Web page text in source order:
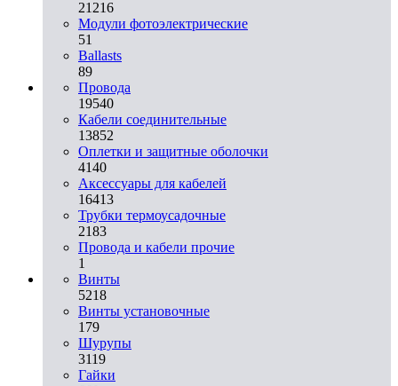
21216
Модули фотоэлектрические
51
Ballasts
89
Провода
19540
Кабели соединительные
13852
Оплетки и защитные оболочки
4140
Аксессуары для кабелей
16413
Трубки термоусадочные
2183
Провода и кабели прочие
1
Винты
5218
Винты установочные
179
Шурупы
3119
Гайки